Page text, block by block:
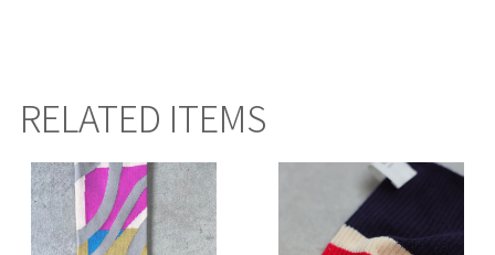
RELATED ITEMS